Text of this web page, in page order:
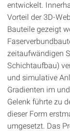
entwickelt.
Vorteil der 3D-
Bauteile gezeigt
zeitaufwändigen
Schichtaufbau)
und simulative
Gradienten im
Gelenk führte zu
dieser Form
umgesetzt. Das